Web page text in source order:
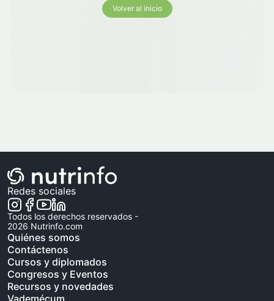
Volver al inicio
Redes sociales
Todos los derechos reservados -
2026 Nutrinfo.com
Quiénes somos
Contáctenos
Cursos y diplomados
Congresos y Eventos
Recursos y novedades
Vademécum